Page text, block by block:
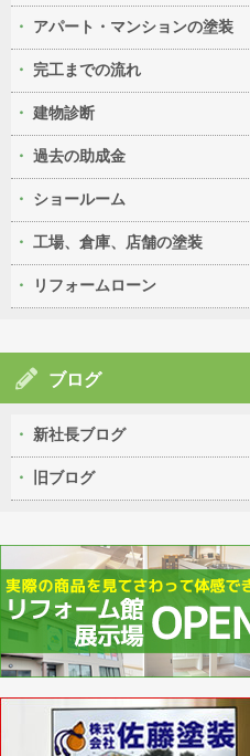
アパート・マンションの塗装
完工までの流れ
建物診断
過去の助成金
ショールーム
工場、倉庫、店舗の塗装
リフォームローン
ブログ
新社長ブログ
旧ブログ